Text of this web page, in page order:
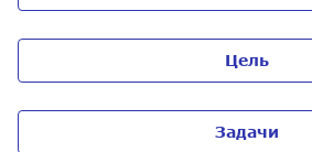
Цель
Задачи